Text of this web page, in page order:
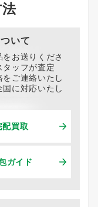
いて
お送りくださ
タッフが査定
をご連絡いたし
国に対応いたし
配買取
ガイド